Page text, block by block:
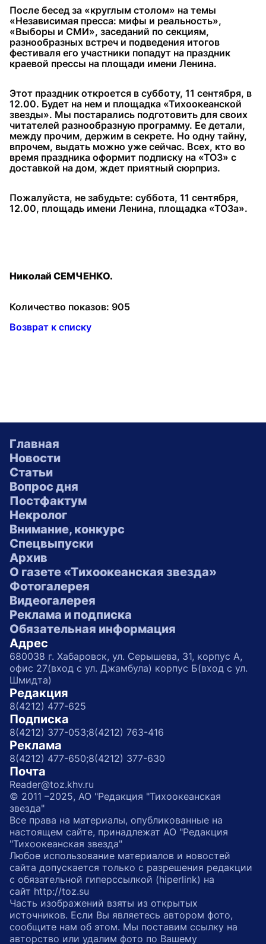
После бесед за «круглым столом» на темы
«Независимая пресса: мифы и реальность»,
«Выборы и СМИ», заседаний по секциям,
разнообразных встреч и подведения итогов
фестиваля его участники попадут на праздник
краевой прессы на площади имени Ленина.
Этот праздник откроется в субботу, 11 сентября, в
12.00. Будет на нем и площадка «Тихоокеанской
звезды». Мы постарались подготовить для своих
читателей разнообразную программу. Ее детали,
между прочим, держим в секрете. Но одну тайну,
впрочем, выдать можно уже сейчас. Всех, кто во
время праздника оформит подписку на «ТОЗ» с
доставкой на дом, ждет приятный сюрприз.
Пожалуйста, не забудьте: суббота, 11 сентября,
12.00, площадь имени Ленина, площадка «ТОЗа».
Николай СЕМЧЕНКО.
Количество показов: 905
Возврат к списку
Главная
Новости
Статьи
Вопрос дня
Постфактум
Некролог
Внимание, конкурс
Спецвыпуски
Архив
О газете «Тихоокеанская звезда»
Фотогалерея
Видеогалерея
Реклама и подписка
Обязательная информация
Адрес
680038 г. Хабаровск, ул. Серышева, 31, корпус А,
офис 27(вход с ул. Джамбула) корпус Б(вход с ул.
Шмидта)
Редакция
8(4212) 477-625
Подписка
8(4212) 377-053;8(4212) 763-416
Реклама
8(4212) 477-650;8(4212) 377-630
Почта
Reader@toz.khv.ru
© 2011 –2025, АО "Редакция "Тихоокеанская
звезда"
Все права на материалы, опубликованные на
настоящем сайте, принадлежат АО "Редакция
"Тихоокеанская звезда"
Любое использование материалов и новостей
сайта допускается только с разрешения редакции
с обязательной гиперссылкой (hiperlink) на
сайт http://toz.su
Часть изображений взяты из открытых
источников. Если Вы являетесь автором фото,
сообщите нам об этом. Мы поставим ссылку на
авторство или удалим фото по Вашему